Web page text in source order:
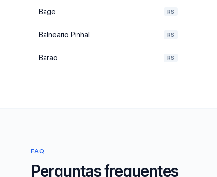
Bage RS
Balneario Pinhal RS
Barao RS
FAQ
Perguntas frequentes